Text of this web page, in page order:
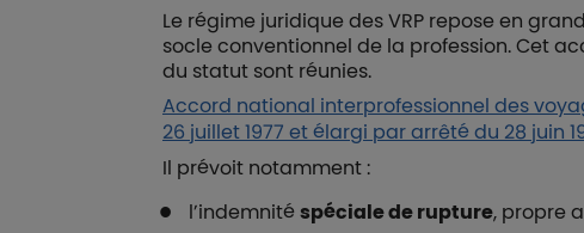
Le régime juridique des VRP repose en
socle conventionnel de la profession. Cet
du statut sont réunies.
Accord national interprofessionnel des
26 juillet 1977 et élargi par arrêté du 28 juin
Il prévoit notamment :
l’indemnitéspéciale de rupture, propre